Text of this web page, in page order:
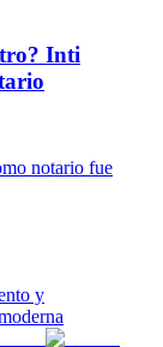
Inti
notario fue
y